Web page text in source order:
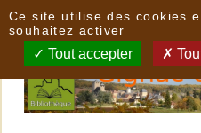
Ce site utilise des cookies
souhaitez activer
Tout accepter